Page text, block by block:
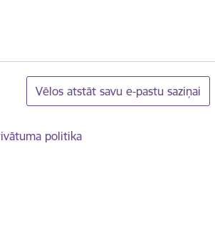
Vēlos atstāt savu e-pastu saziņai
politika